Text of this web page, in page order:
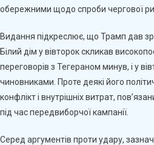
обережними щодо спроби чергової
Видання підкреслює, що Трамп дав
Білий дім у вівторок скликав
переговорів з Тегераном минув, і у
чиновниками. Проте деякі його
конфлікт і внутрішніх витрат,
під час передвиборчої кампанії.
Серед аргументів проти удару,